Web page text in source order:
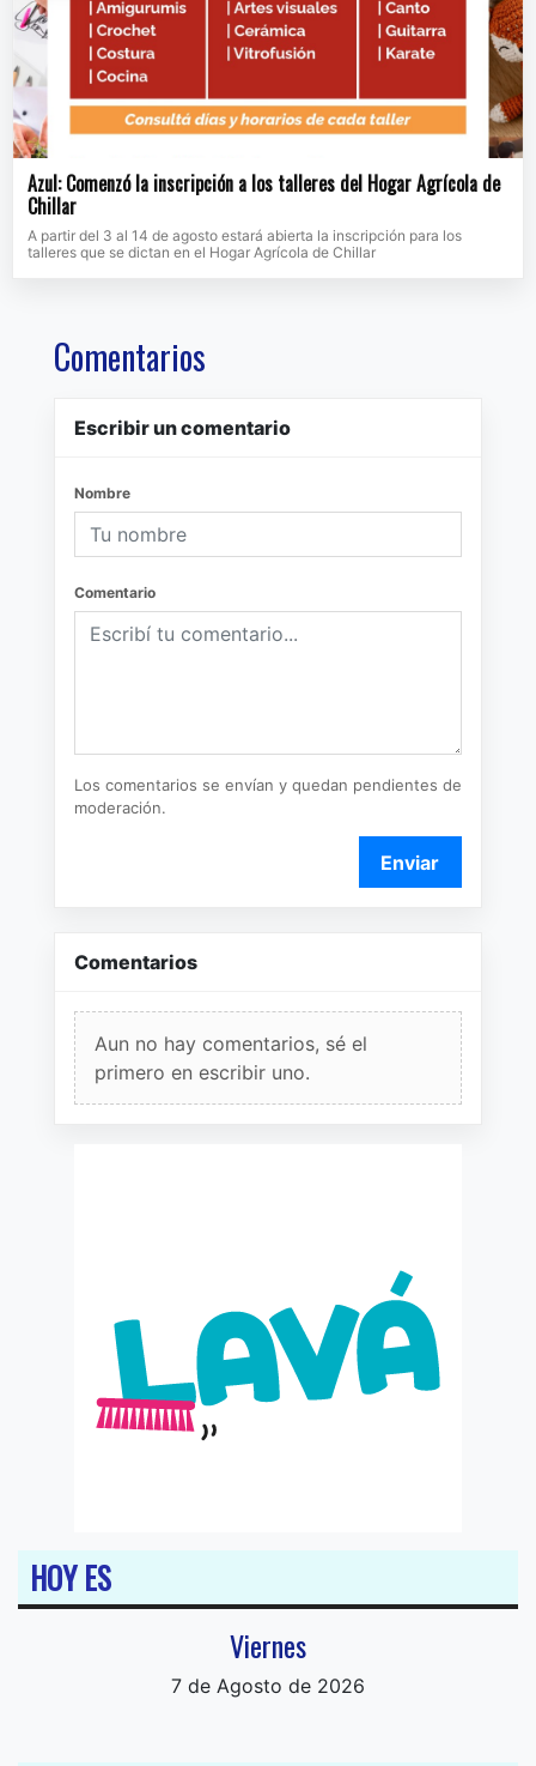
Azul: Comenzó la inscripción a los talleres del Hogar Agrícola de
Chillar
A partir del 3 al 14 de agosto estará abierta la inscripción para los
talleres que se dictan en el Hogar Agrícola de Chillar
Comentarios
Escribir un comentario
Nombre
Comentario
Los comentarios se envían y quedan pendientes de
moderación.
Enviar
Comentarios
Aun no hay comentarios, sé el
primero en escribir uno.
HOY ES
Viernes
7 de Agosto de 2026